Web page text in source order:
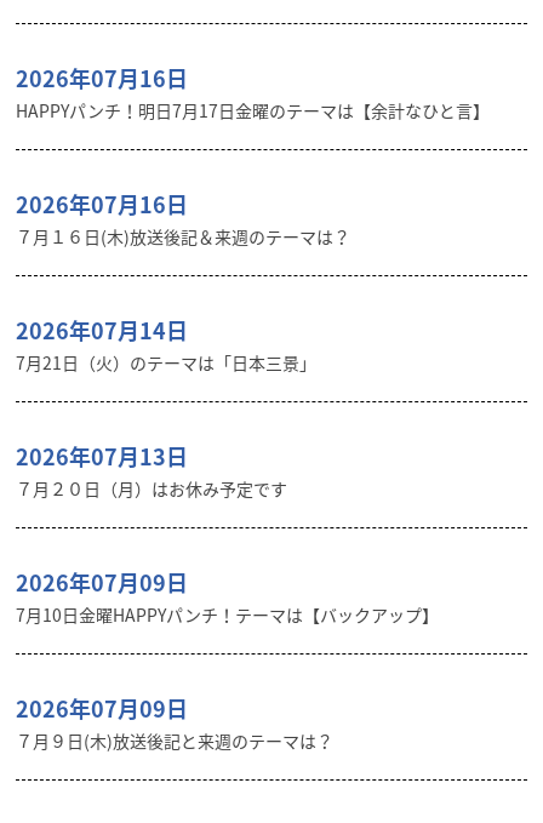
2026年07月16日
HAPPYパンチ！明日7月17日金曜のテーマは【余計なひと言】
2026年07月16日
７月１６日(木)放送後記＆来週のテーマは？
2026年07月14日
7月21日（火）のテーマは「日本三景」
2026年07月13日
７月２０日（月）はお休み予定です
2026年07月09日
7月10日金曜HAPPYパンチ！テーマは【バックアップ】
2026年07月09日
７月９日(木)放送後記と来週のテーマは？